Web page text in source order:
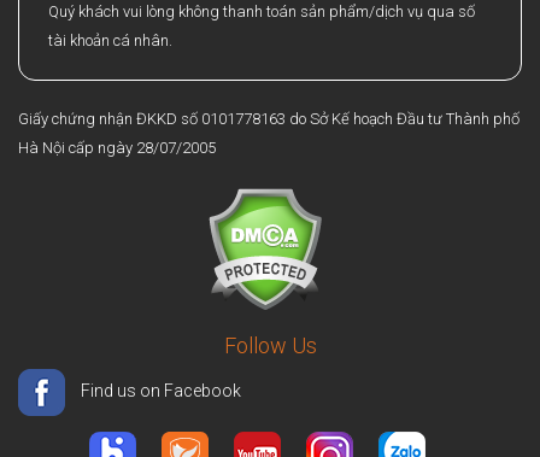
Follow Us
Find us on Facebook
Quý khách vui lòng không thanh toán sản phẩm/dịch vụ qua số
tài khoản cá nhân.
Giấy chứng nhận ĐKKD số 0101778163 do Sở Kế hoạch Đầu tư Thành phố
Hà Nội cấp ngày 28/07/2005